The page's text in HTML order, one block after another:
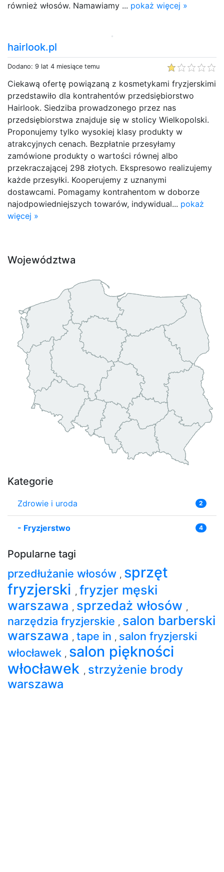
również włosów. Namawiamy ... pokaż więcej »
hairlook.pl
Dodano: 9 lat 4 miesiące temu
Ciekawą ofertę powiązaną z kosmetykami fryzjerskimi
przedstawiło dla kontrahentów przedsiębiorstwo
Hairlook. Siedziba prowadzonego przez nas
przedsiębiorstwa znajduje się w stolicy Wielkopolski.
Proponujemy tylko wysokiej klasy produkty w
atrakcyjnych cenach. Bezpłatnie przesyłamy
zamówione produkty o wartości równej albo
przekraczającej 298 złotych. Ekspresowo realizujemy
każde przesyłki. Kooperujemy z uznanymi
dostawcami. Pomagamy kontrahentom w doborze
najodpowiedniejszych towarów, indywidual... pokaż
więcej »
Województwa
Kategorie
Zdrowie i uroda 2
- Fryzjerstwo 4
Popularne tagi
przedłużanie włosów , sprzęt
fryzjerski , fryzjer męski
warszawa , sprzedaż włosów ,
narzędzia fryzjerskie , salon barberski
warszawa , tape in , salon fryzjerski
włocławek , salon piękności
włocławek , strzyżenie brody
warszawa